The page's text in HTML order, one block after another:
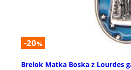
-20%
Brelok Matka Boska z Lourdes